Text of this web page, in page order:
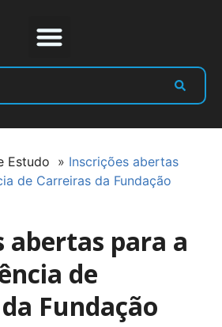
Estudo » Inscrições abertas
de Carreiras da Fundação
abertas para a
de
Fundação